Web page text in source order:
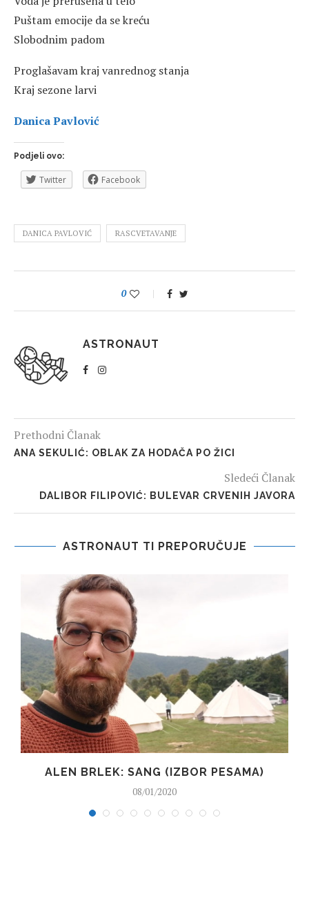
Puštam emocije da se kreću
Slobodnim padom
Proglašavam kraj vanrednog stanja
Kraj sezone larvi
Danica Pavlović
Podjeli ovo:
Twitter Facebook
DANICA PAVLOVIĆ RASCVETAVANJE
0
ASTRONAUT
Prethodni Članak
ANA SEKULIĆ: OBLAK ZA HODAČA PO ŽICI
Sledeći Članak
DALIBOR FILIPOVIĆ: BULEVAR CRVENIH JAVORA
ASTRONAUT TI PREPORUČUJE
ALEN BRLEK: SANG (IZBOR PESAMA)
08/01/2020